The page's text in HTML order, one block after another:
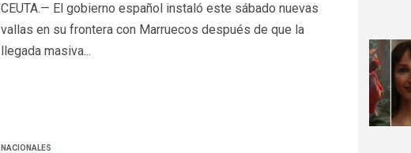
CEUTA.— El gobierno español instaló este sábado nuevas
vallas en su frontera con Marruecos después de que la
llegada masiva...
NACIONALES